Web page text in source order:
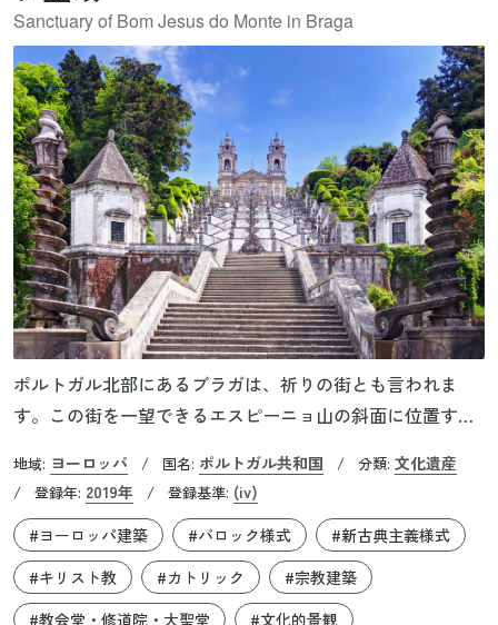
Sanctuary of Bom Jesus do Monte in Braga
ポルトガル北部にあるブラガは、祈りの街とも言われま
す。この街を一望できるエスピーニョ山の斜面に位置する
とっての聖地エルサレムを想起させる文化的景観です。こ
の世界遺産は、イエスの受難とその意味を表現した聖なる
山の景観と、さまざまな建造物から成ります。カトリック
教会は、宗教改革への対策を探った16世紀のトリエント公
会議で、聖山（サクロ・モンテ）を造営する運動を推進し
地域: ヨーロッパ / 国名: ポルトガル共和国 / 分類: 文化遺産
/ 登録年: 2019年 / 登録基準: (iv)
#ヨーロッパ建築
#バロック様式
#新古典主義様式
#キリスト教
#カトリック
#宗教建築
#教会堂・修道院・大聖堂
#文化的景観